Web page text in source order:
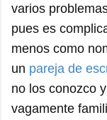
varios
pues es
menos como
un pareja de
no los conozco
vagamente